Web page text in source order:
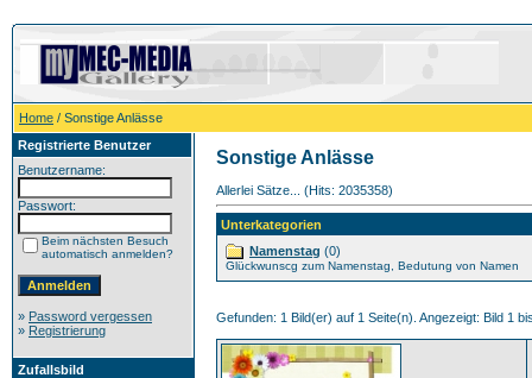
Home / Sonstige Anlässe
Registrierte Benutzer
Benutzername:
Passwort:
Beim nächsten Besuch
automatisch anmelden?
» Password vergessen
» Registrierung
Zufallsbild
Sonstige Anlässe
Allerlei Sätze... (Hits: 2035358)
Unterkategorien
Namenstag (0)
Glückwunscg zum Namenstag, Bedutung von Namen
Gefunden: 1 Bild(er) auf 1 Seite(n). Angezeigt: Bild 1